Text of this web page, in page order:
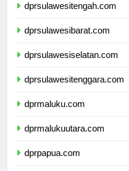
dprsulawesitengah.com
dprsulawesibarat.com
dprsulawesiselatan.com
dprsulawesitenggara.com
dprmaluku.com
dprmalukuutara.com
dprpapua.com